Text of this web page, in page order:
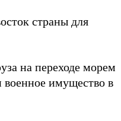
страны для
на переходе морем
военное имущество в